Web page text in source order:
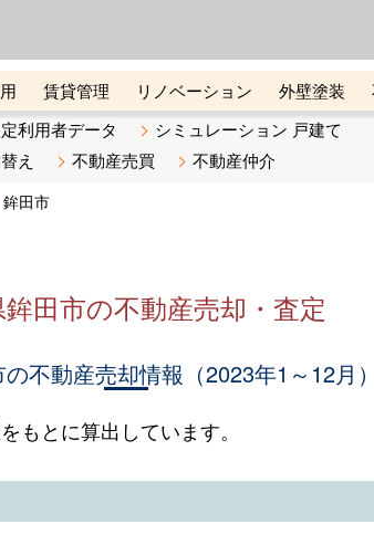
賃貸管理 リノベーション 外壁塗装
ンマガジンBiz 不動産売却ご相談デスク
利用者データ
シミュレーション 戸建て
え 不動産売買 不動産仲介
鉾田市
田市の不動産売却・査定
不動産売却情報（2023年1～12月）
もとに算出しています。